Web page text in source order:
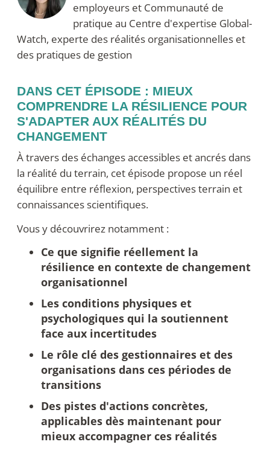
employeurs et Communauté de
pratique au Centre d'expertise Global-
Watch, experte des réalités organisationnelles et
des pratiques de gestion
DANS CET ÉPISODE : MIEUX
COMPRENDRE LA RÉSILIENCE POUR
S'ADAPTER AUX RÉALITÉS DU
CHANGEMENT
À travers des échanges accessibles et ancrés dans
la réalité du terrain, cet épisode propose un réel
équilibre entre réflexion, perspectives terrain et
connaissances scientifiques.
Vous y découvrirez notamment :
Ce que signifie réellement la
résilience en contexte de changement
organisationnel
Les conditions physiques et
psychologiques qui la soutiennent
face aux incertitudes
Le rôle clé des gestionnaires et des
organisations dans ces périodes de
transitions
Des pistes d'actions concrètes,
applicables dès maintenant pour
mieux accompagner ces réalités